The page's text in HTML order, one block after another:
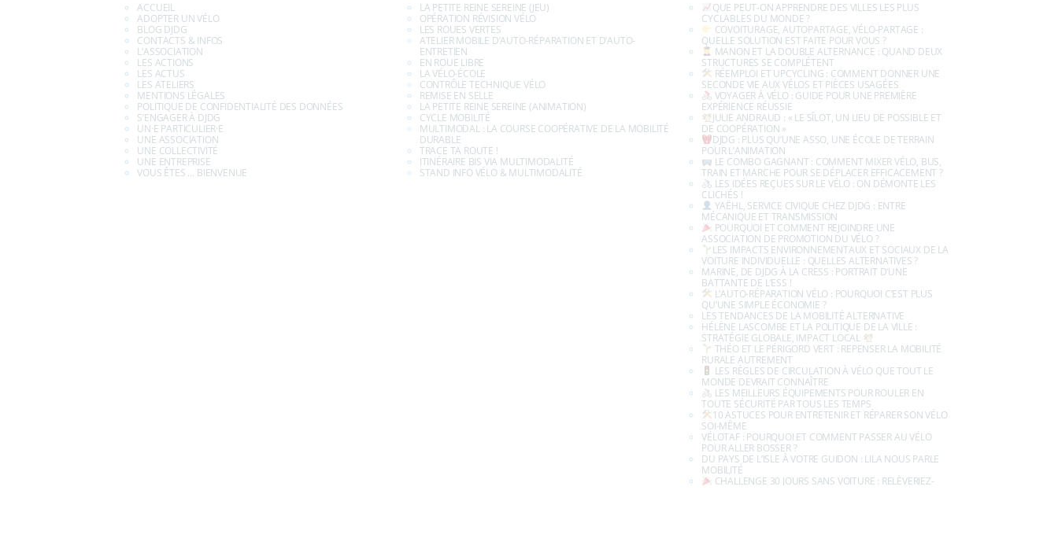
ACCUEIL
ADOPTER UN VÉLO
BLOG DJDG
CONTACTS & INFOS
L’ASSOCIATION
LES ACTIONS
LES ACTUS
LES ATELIERS
MENTIONS LÉGALES
POLITIQUE DE CONFIDENTIALITÉ DES DONNÉES
S’ENGAGER À DJDG
UN·E PARTICULIER·E
UNE ASSOCIATION
UNE COLLECTIVITÉ
UNE ENTREPRISE
VOUS ÊTES … BIENVENUE
LA PETITE REINE SEREINE (JEU)
OPÉRATION RÉVISION VÉLO
LES ROUES VERTES
ATELIER MOBILE D’AUTO-RÉPARATION ET D’AUTO-
ENTRETIEN
EN ROUE LIBRE
LA VÉLO-ÉCOLE
CONTRÔLE TECHNIQUE VÉLO
REMISE EN SELLE
LA PETITE REINE SEREINE (ANIMATION)
CYCLE MOBILITÉ
MULTIMODAL : LA COURSE COOPÉRATIVE DE LA MOBILITÉ
DURABLE
TRACE TA ROUTE !
ITINÉRAIRE BIS VIA MULTIMODALITÉ
STAND INFO VÉLO & MULTIMODALITÉ
QUE PEUT-ON APPRENDRE DES VILLES LES PLUS
CYCLABLES DU MONDE ?
COVOITURAGE, AUTOPARTAGE, VÉLO-PARTAGE :
QUELLE SOLUTION EST FAITE POUR VOUS ?
MANON ET LA DOUBLE ALTERNANCE : QUAND DEUX
STRUCTURES SE COMPLÉTENT
RÉEMPLOI ET UPCYCLING : COMMENT DONNER UNE
SECONDE VIE AUX VÉLOS ET PIÈCES USAGÉES
VOYAGER À VÉLO : GUIDE POUR UNE PREMIÈRE
EXPÉRIENCE RÉUSSIE
JULIE ANDRAUD : « LE SÎLOT, UN LIEU DE POSSIBLE ET
DE COOPÉRATION »
DJDG : PLUS QU’UNE ASSO, UNE ÉCOLE DE TERRAIN
POUR L’ANIMATION
LE COMBO GAGNANT : COMMENT MIXER VÉLO, BUS,
TRAIN ET MARCHE POUR SE DÉPLACER EFFICACEMENT ?
LES IDÉES REÇUES SUR LE VÉLO : ON DÉMONTE LES
CLICHÉS !
YAËHL, SERVICE CIVIQUE CHEZ DJDG : ENTRE
MÉCANIQUE ET TRANSMISSION
POURQUOI ET COMMENT REJOINDRE UNE
ASSOCIATION DE PROMOTION DU VÉLO ?
LES IMPACTS ENVIRONNEMENTAUX ET SOCIAUX DE LA
VOITURE INDIVIDUELLE : QUELLES ALTERNATIVES ?
MARINE, DE DJDG À LA CRESS : PORTRAIT D’UNE
BATTANTE DE L’ESS !
L’AUTO-RÉPARATION VÉLO : POURQUOI C’EST PLUS
QU’UNE SIMPLE ÉCONOMIE ?
LES TENDANCES DE LA MOBILITÉ ALTERNATIVE
HÉLÈNE LASCOMBE ET LA POLITIQUE DE LA VILLE :
STRATÉGIE GLOBALE, IMPACT LOCAL
THÉO ET LE PÉRIGORD VERT : REPENSER LA MOBILITÉ
RURALE AUTREMENT
LES RÈGLES DE CIRCULATION À VÉLO QUE TOUT LE
MONDE DEVRAIT CONNAÎTRE
LES MEILLEURS ÉQUIPEMENTS POUR ROULER EN
TOUTE SÉCURITÉ PAR TOUS LES TEMPS
10 ASTUCES POUR ENTRETENIR ET RÉPARER SON VÉLO
SOI-MÊME
VÉLOTAF : POURQUOI ET COMMENT PASSER AU VÉLO
POUR ALLER BOSSER ?
DU PAYS DE L’ISLE À VOTRE GUIDON : LILA NOUS PARLE
MOBILITÉ
CHALLENGE 30 JOURS SANS VOITURE : RELÈVERIEZ-